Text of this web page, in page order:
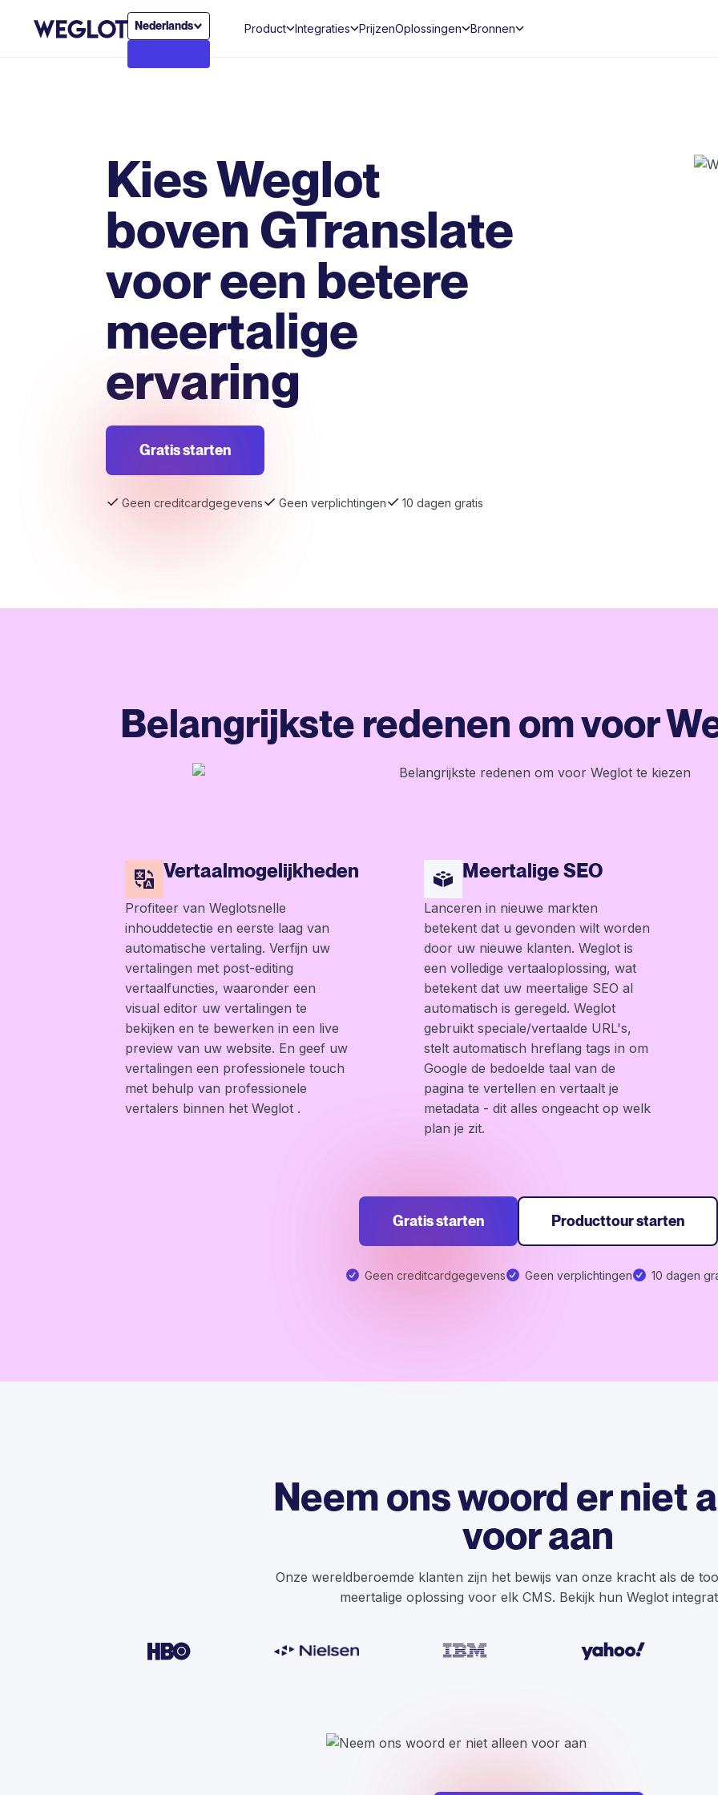
Nederlands Product Integraties PrijzenOplossingen Bronnen
Kies Weglot
boven GTranslate
voor een betere
meertalige
ervaring
Gratis starten
Geen creditcardgegevens Geen verplichtingen 10 dagen gratis
Belangrijkste redenen om voor
Vertaalmogelijkheden
Profiteer van Weglotsnelle
inhouddetectie en eerste laag van
automatische vertaling. Verfijn uw
vertalingen met post-editing
vertaalfuncties, waaronder een
visual editor uw vertalingen te
bekijken en te bewerken in een live
preview van uw website. En geef uw
vertalingen een professionele touch
met behulp van professionele
vertalers binnen het Weglot .
Meertalige SEO
Lanceren in nieuwe markten
betekent dat u gevonden wilt worden
door uw nieuwe klanten. Weglot is
een volledige vertaaloplossing, wat
betekent dat uw meertalige SEO al
automatisch is geregeld. Weglot
gebruikt speciale/vertaalde URL's,
stelt automatisch hreflang tags in om
Google de bedoelde taal van de
pagina te vertellen en vertaalt je
metadata - dit alles ongeacht op welk
plan je zit.
Gratis starten Producttour starten
Geen creditcardgegevens Geen verplichtingen 10 dagen
Neem ons woord er niet
voor aan
Onze wereldberoemde klanten zijn het bewijs van onze kracht als de
meertalige oplossing voor elk CMS. Bekijk hun Weglot